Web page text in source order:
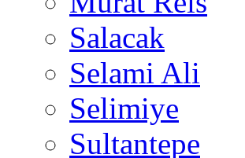
Salacak
Selami Ali
Selimiye
Sultantepe